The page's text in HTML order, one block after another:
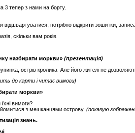
тепер з нами на борту.
потрібно відкрити зошитки,
скільки вам років.
назбирати моркви» (презентація)
острів кролика. Але його жителі не
до карти і читає вимоги)
моркви»
вимоги?
з мешканцями острову. (показую
знань.